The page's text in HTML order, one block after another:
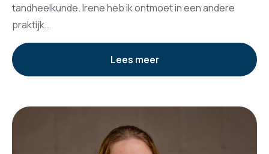
tandheelkunde. Irene heb ik ontmoet in een andere
praktijk…
Lees meer